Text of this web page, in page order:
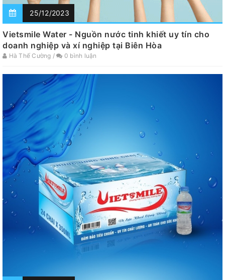
25/12/2023
Vietsmile Water - Nguồn nước tinh khiết uy tín cho
doanh nghiệp và xí nghiệp tại Biên Hòa
Hà Thế Cường / 0 bình luận